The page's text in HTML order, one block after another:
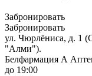
Забронировать
Забронировать
ул. Чюрлёниса, д. 1
"Алми").
Белфармация А
до 19:00